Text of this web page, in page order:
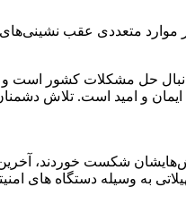
موارد متعددی عقب
حل مشکلات کشور است
و امید است. تلاش
شکست خوردند،
به وسیله دستگاه های